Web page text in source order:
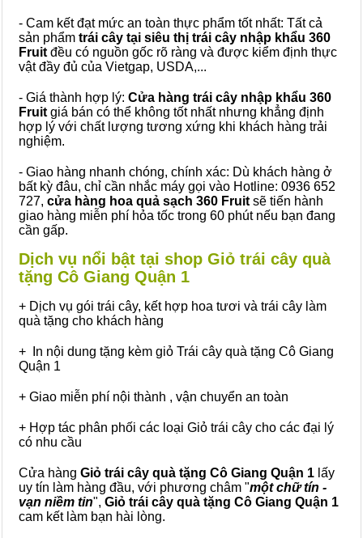
- Cam kết đạt mức an toàn thực phẩm tốt nhất: Tất cả
sản phẩm trái cây tại siêu thị trái cây nhập khẩu 360
Fruit đều có nguồn gốc rõ ràng và được kiểm định thực
vật đầy đủ của Vietgap, USDA,...
- Giá thành hợp lý: Cửa hàng trái cây nhập khẩu 360
Fruit giá bán có thể không tốt nhất nhưng khẳng định
hợp lý với chất lượng tương xứng khi khách hàng trải
nghiệm.
- Giao hàng nhanh chóng, chính xác: Dù khách hàng ở
bất kỳ đâu, chỉ cần nhắc máy gọi vào Hotline: 0936 652
727, cửa hàng hoa quả sạch 360 Fruit sẽ tiến hành
giao hàng miễn phí hỏa tốc trong 60 phút nếu bạn đang
cần gấp.
Dịch vụ nổi bật tại shop Giỏ trái cây quà
tặng Cô Giang Quận 1
+ Dịch vụ gói trái cây, kết hợp hoa tươi và trái cây làm
quà tặng cho khách hàng
+ In nội dung tặng kèm giỏ Trái cây quà tặng Cô Giang
Quận 1
+ Giao miễn phí nội thành , vận chuyển an toàn
+ Hợp tác phân phối các loại Giỏ trái cây cho các đại lý
có nhu cầu
Cửa hàng Giỏ trái cây quà tặng Cô Giang Quận 1 lấy
uy tín làm hàng đầu, với phương châm "một chữ tín -
vạn niềm tin", Giỏ trái cây quà tặng Cô Giang Quận 1
cam kết làm bạn hài lòng.